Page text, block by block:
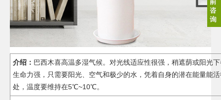
介绍： 巴西木喜高温多湿气候。对光线适应性很强，稍遮荫或阳光
生命力强，只需要阳光、空气和极少的水，凭着自身的潜在能量能
处，温度要维持在5℃~10℃。